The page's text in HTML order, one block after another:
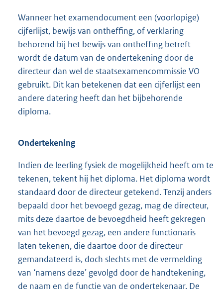
Wanneer het examendocument een (voorlopige)
cijferlijst, bewijs van ontheffing, of verklaring
behorend bij het bewijs van ontheffing betreft
wordt de datum van de ondertekening door de
directeur dan wel de staatsexamencommissie VO
gebruikt. Dit kan betekenen dat een cijferlijst een
andere datering heeft dan het bijbehorende
diploma.
Ondertekening
Indien de leerling fysiek de mogelijkheid heeft om te
tekenen, tekent hij het diploma. Het diploma wordt
standaard door de directeur getekend. Tenzij anders
bepaald door het bevoegd gezag, mag de directeur,
mits deze daartoe de bevoegdheid heeft gekregen
van het bevoegd gezag, een andere functionaris
laten tekenen, die daartoe door de directeur
gemandateerd is, doch slechts met de vermelding
van ‘namens deze’ gevolgd door de handtekening,
de naam en de functie van de ondertekenaar. De